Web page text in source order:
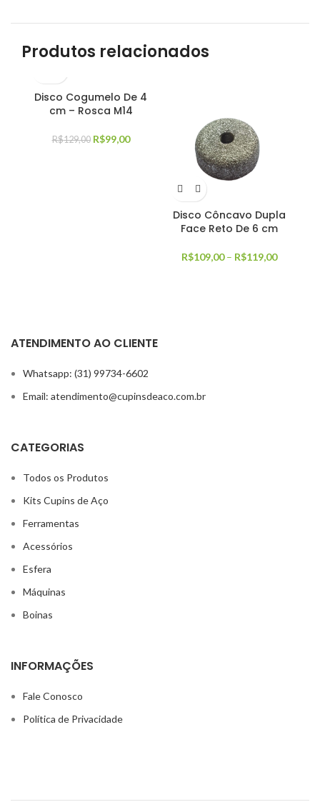
Produtos relacionados
Disco Cogumelo De 4
cm – Rosca M14
R$129,00 R$99,00
Disco Côncavo Dupla
Face Reto De 6 cm
R$109,00 – R$119,00
ATENDIMENTO AO CLIENTE
Whatsapp: (31) 99734-6602
Email: atendimento@cupinsdeaco.com.br
CATEGORIAS
Todos os Produtos
Kits Cupins de Aço
Ferramentas
Acessórios
Esfera
Máquinas
Boinas
INFORMAÇÕES
Fale Conosco
Política de Privacidade